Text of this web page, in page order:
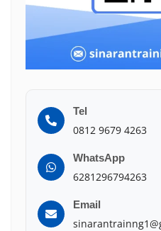
Tel
0812 9679 4263
WhatsApp
6281296794263
Email